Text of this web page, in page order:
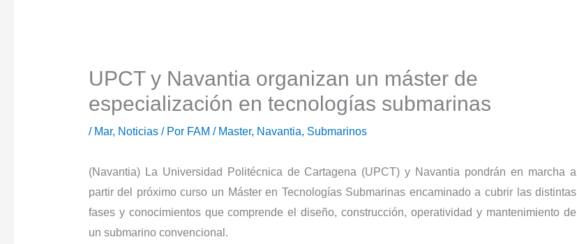
UPCT y Navantia organizan un máster de
especialización en tecnologías submarinas
/ Mar, Noticias/ Por FAM / Master, Navantia, Submarinos
(Navantia) La Universidad Politécnica de Cartagena (UPCT) y Navantia pondrán en marcha a
partir del próximo curso un Máster en Tecnologías Submarinas encaminado a cubrir las distintas
fases y conocimientos que comprende el diseño, construcción, operatividad y mantenimiento de
un submarino convencional.